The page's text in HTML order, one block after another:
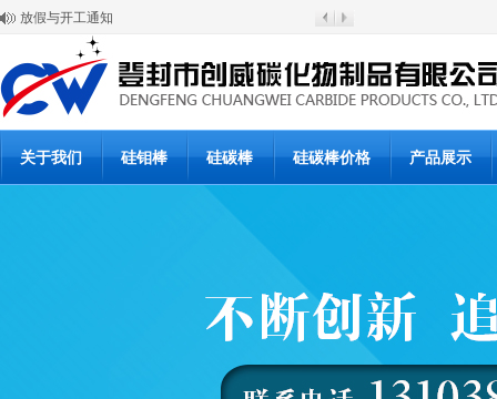
放假与开工通知
硅碳棒涨价通知
登封市创威高温材料有限公司
6月20日硅碳棒批发价格
6月19日硅碳棒价格
硅碳棒使用说明书
硅碳棒停产通知
硅碳棒价格下浮调整通知
关于我们 硅钼棒 硅碳棒 硅碳棒价格 产品展示